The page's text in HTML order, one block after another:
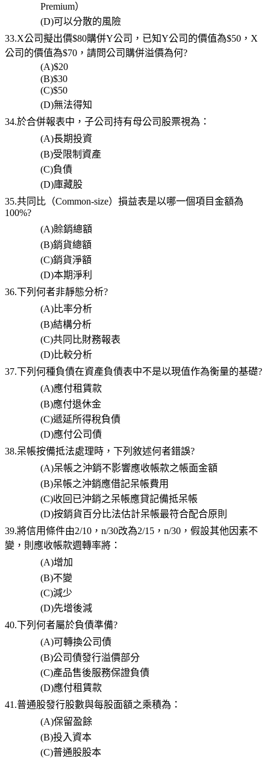
Premium）
(D)可以分散的風險
33.X公司擬出價$80購併Y公司，已知Y公司的價值為$50 ， X
公司的價值為$70 ，請問公司購併溢價為何 ?
(A)$20
(B)$30
(C)$50
(D)無法得知
34.於合併報表中，子公司持有母公司股票視為：
(A)長期投資
(B)受限制資產
(C)負債
(D)庫藏股
35.共同比（Common-size）損益表是以哪一個項目金額為
100%?
(A)賒銷總額
(B)銷貨總額
(C)銷貨淨額
(D)本期淨利
36.下列何者非靜態分析?
(A)比率分析
(B)結構分析
(C)共同比財務報表
(D)比較分析
37.下列何種負債在資產負債表中不是以現值作為衡量的基礎?
(A)應付租賃款
(B)應付退休金
(C)遞延所得稅負債
(D)應付公司債
38.呆帳按備抵法處理時，下列敘述何者錯誤?
(A)呆帳之沖銷不影響應收帳款之帳面金額
(B)呆帳之沖銷應借記呆帳費用
(C)收回已沖銷之呆帳應貸記備抵呆帳
(D)按銷貨百分比法估計呆帳最符合配合原則
39.將信用條件由2/10 ， n/30改為2/15 ， n/30 ，假設其他因素不
變，則應收帳款週轉率將：
(A)增加
(B)不變
(C)減少
(D)先增後減
40.下列何者屬於負債準備?
(A)可轉換公司債
(B)公司債發行溢價部分
(C)產品售後服務保證負債
(D)應付租賃款
41.普通股發行股數與每股面額之乘積為：
(A)保留盈餘
(B)投入資本
(C)普通股股本